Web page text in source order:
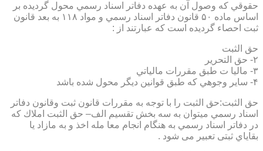
حقوقي كه وصول آن به عهده دفاتر اسناد رسمي محول گرديده بر
اساس ماده ۵۰ قانون دفاتر اسناد رسمي و مواد ۱۱۸ به بعد قانون
ثبت احصاء گرديده است كه عبارتند از :
حق الثبت
۲- حق التحرير
۳- ماليا ت طبق مقررات مالياتي
۴- ساير وجوهي كه طبق قوانين ديگر محول شده باشد
حق الثبت:حق الثبت را با توجه به مقررات قانون ثبت وقانون دفاتر
اسناد رسمي ميتوان به سه بخش تقسيم الف– حق الثبت املاك كه
در دفاتر اسناد رسمي به هنگام انجام معا مله اخذ و به مازاد يا
بقاياي ثبتی تعبیر می شود .